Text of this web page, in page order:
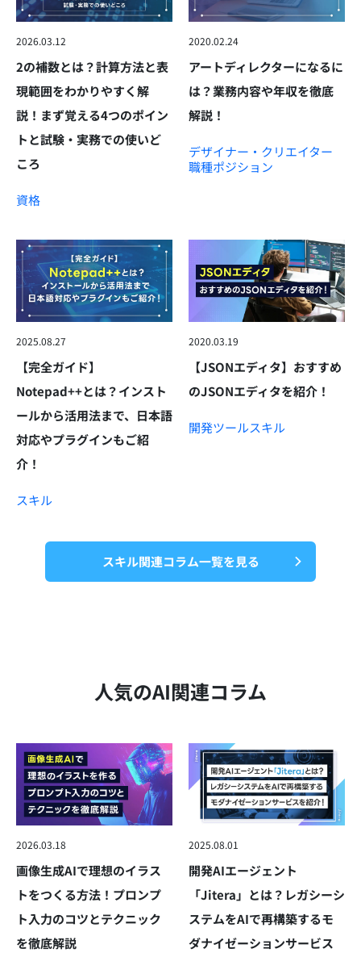
2026.03.12
2の補数とは？計算方法と表
現範囲をわかりやすく解
説！まず覚える4つのポイン
トと試験・実務での使いど
ころ
資格
2020.02.24
アートディレクターになるに
は？業務内容や年収を徹底
解説！
デザイナー・クリエイター
職種ポジション
2025.08.27
【完全ガイド】
Notepad++とは？インスト
ールから活用法まで、日本語
対応やプラグインもご紹
介！
スキル
2020.03.19
【JSONエディタ】おすすめ
のJSONエディタを紹介！
開発ツールスキル
スキル関連コラム一覧を見る
人気のAI関連コラム
2026.03.18
画像生成AIで理想のイラス
トをつくる方法！プロンプ
ト入力のコツとテクニック
を徹底解説
2025.08.01
開発AIエージェント
「Jitera」とは？レガシーシ
ステムをAIで再構築するモ
ダナイゼーションサービス